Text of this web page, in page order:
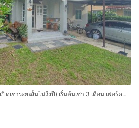
บ้านเช่ารีสอร์ตในสายไหม(เปิดเช่าระยะสั้นไม่ถึงปี) เริ่มต้นเช่า 3 เดือน เฟอร์ครบ